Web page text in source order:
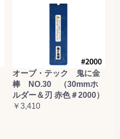
オーブ・テック 鬼に金
棒 NO.30 （30mmホ
ルダー＆刃 赤色＃2000）
￥3,410